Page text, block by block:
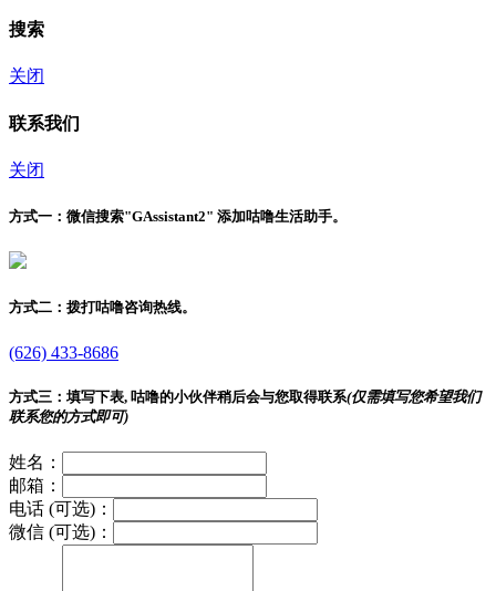
搜索
关闭
联系我们
关闭
方式一： 微信搜索"GAssistant2" 添加咕噜生活助手。
方式二： 拨打咕噜咨询热线。
(626) 433-8686
方式三： 填写下表, 咕噜的小伙伴稍后会与您取得联系(仅需填写您希望我们
联系您的方式即可)
姓名：
邮箱：
电话 (可选)：
微信 (可选)：